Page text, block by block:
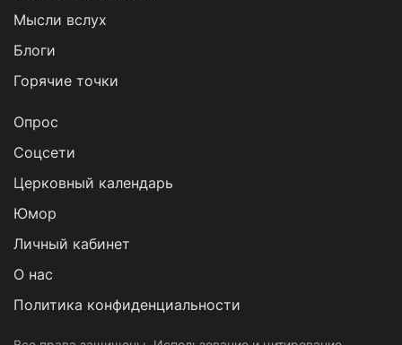
Мысли вслух
Блоги
Горячие точки
Опрос
Cоцсети
Церковный календарь
Юмор
Личный кабинет
О нас
Политика конфиденциальности